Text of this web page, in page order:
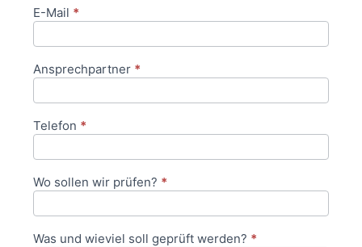
E-Mail *
Ansprechpartner *
Telefon *
Wo sollen wir prüfen? *
Was und wieviel soll geprüft werden? *